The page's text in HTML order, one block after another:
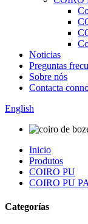
Noticias
Preguntas
Sobre nós
Contacta
English
Inicio
Produtos
COIRO PU
COIRO PU
Categorías